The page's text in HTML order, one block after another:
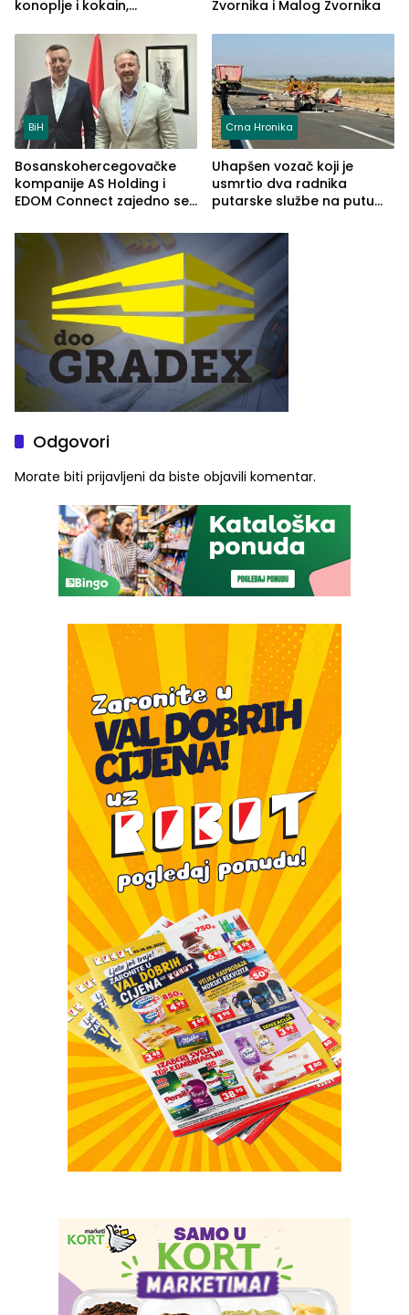
konoplje i kokain,
(FOTO)
Zvornika i Malog Zvornika
BiH
Bosanskohercegovačke
kompanije AS Holding i
EDOM Connect zajedno se
Crna Hronika
Uhapšen vozač koji je
usmrtio dva radnika
putarske službe na putu
(FOTO)
Odgovori
Morate biti prijavljeni da biste objavili komentar.